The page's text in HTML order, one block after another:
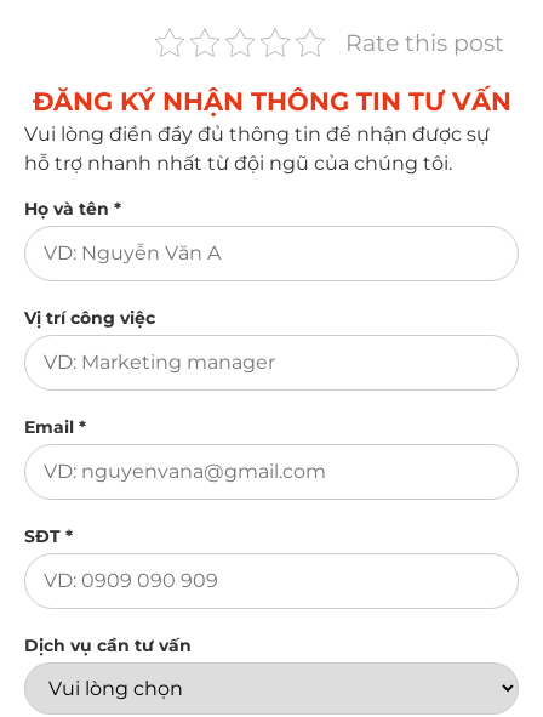
Rate this post
ĐĂNG KÝ NHẬN THÔNG TIN TƯ VẤN​
Vui lòng điền đầy đủ thông tin để nhận được sự
hỗ trợ nhanh nhất từ đội ngũ của chúng tôi.
Họ và tên *
Vị trí công việc
Email *
SĐT *
Dịch vụ cần tư vấn